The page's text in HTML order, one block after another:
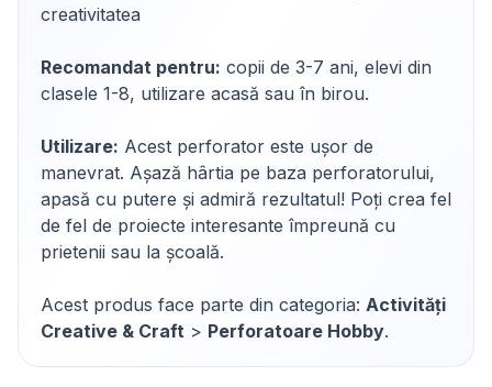
creativitatea
Recomandat pentru: copii de 3-7 ani, elevi din
clasele 1-8, utilizare acasă sau în birou.
Utilizare: Acest perforator este ușor de
manevrat. Așază hârtia pe baza perforatorului,
apasă cu putere și admiră rezultatul! Poți crea fel
de fel de proiecte interesante împreună cu
prietenii sau la școală.
Acest produs face parte din categoria: Activități
Creative & Craft > Perforatoare Hobby.